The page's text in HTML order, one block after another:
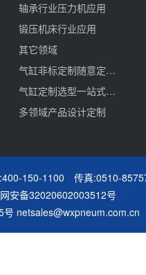
轴承行业压力机应用
锻压机床行业应用
其它领域
气缸非标定制随意定更贴近
气缸定制选型一站式服务
多领域产品设计定制
150-1100 传真:0510-
安备32020602003512号
号 netsales@wxpneum.com.cn